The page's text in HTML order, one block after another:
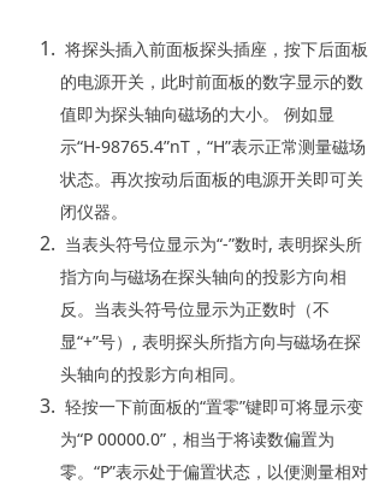
将探头插入前面板探头插座，按下后面板
的电源开关，此时前面板的数字显示的数
值即为探头轴向磁场的大小。 例如显
示“H-98765.4”nT，“H”表示正常测量磁场
状态。再次按动后面板的电源开关即可关
闭仪器。
当表头符号位显示为“-”数时, 表明探头所
指方向与磁场在探头轴向的投影方向相
反。当表头符号位显示为正数时（不
显“+”号）, 表明探头所指方向与磁场在探
头轴向的投影方向相同。
轻按一下前面板的“置零”键即可将显示变
为“P 00000.0”，相当于将读数偏置为
零。“P”表示处于偏置状态，以便测量相对